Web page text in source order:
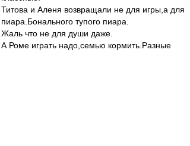
Титова и Аленя возвращали не для игры,а для
пиара.Бонального тупого пиара.
Жаль что не для души даже.
А Роме играть надо,семью кормить.Разные